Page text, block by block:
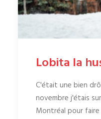
Lobita la
C'était une bien
novembre j'étais
Montréal pour